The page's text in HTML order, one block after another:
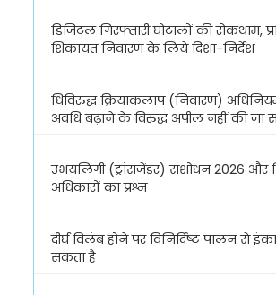
डिजिटल गिरफ्तारी घोटालों की रोकथाम,
शिकायत निवारण के लिये दिशा-निर्देश
धिविरुद्ध क्रियाकलाप (निवारण)
अवधि बढ़ाने के विरुद्ध अपील नहीं की जा
उभयलिंगी (ट्रांसजेंडर) संशोधन 2026 और
अधिकारों का प्रश्न
दीर्घ विलंब होने पर विनिर्दिष्ट पालन से
सकता है